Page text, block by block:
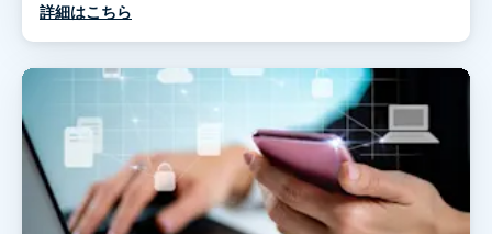
詳細はこちら